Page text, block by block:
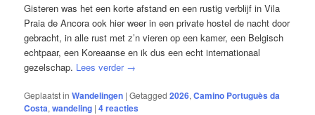
Gisteren was het een korte afstand en een rustig verblijf in Vila
Praia de Ancora ook hier weer in een private hostel de nacht door
gebracht, in alle rust met z’n vieren op een kamer, een Belgisch
echtpaar, een Koreaanse en ik dus een echt internationaal
gezelschap. Lees verder →
Geplaatst in Wandelingen |Getagged 2026,Camino Portuguès da
Costa,wandeling |4reacties